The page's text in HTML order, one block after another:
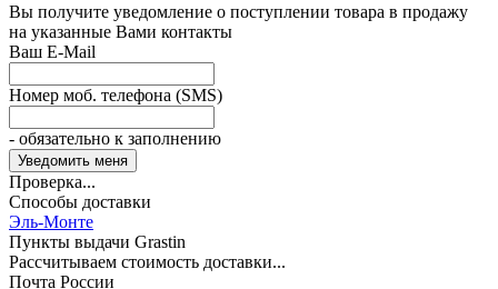
Вы получите уведомление о поступлении товара в продажу
на указанные Вами контакты
Ваш E-Mail
Номер моб. телефона (SMS)
- обязательно к заполнению
Проверка...
Способы доставки
Эль-Монте
Пункты выдачи Grastin
Рассчитываем стоимость доставки...
Почта России